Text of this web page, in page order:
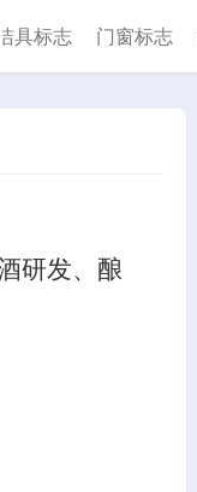
具标志 门窗标志
研发、酿